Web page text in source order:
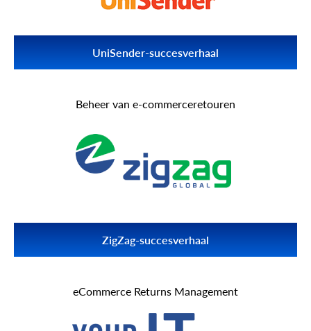
UniSender-succesverhaal
commerceplatforms via API2Cart Unisender heeft geholpen
Lees meer UniSender
Beheer van e-commerceretouren
ZigZag-succesverhaal
via API2Cart ZigZag heeft geholpen nieuwe platforms te creëren
eCommerce Returns Management